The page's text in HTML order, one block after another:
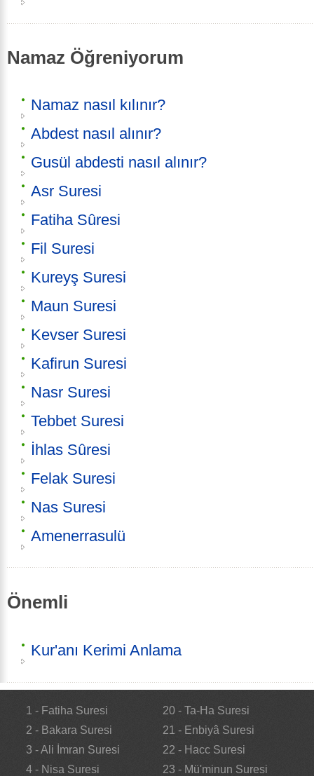
Namaz Öğreniyorum
Namaz nasıl kılınır?
Abdest nasıl alınır?
Gusül abdesti nasıl alınır?
Asr Suresi
Fatiha Sûresi
Fil Suresi
Kureyş Suresi
Maun Suresi
Kevser Suresi
Kafirun Suresi
Nasr Suresi
Tebbet Suresi
İhlas Sûresi
Felak Suresi
Nas Suresi
Amenerrasulü
Önemli
Kur'anı Kerimi Anlama
1 - Fatiha Suresi
2 - Bakara Suresi
3 - Ali İmran Suresi
4 - Nisa Suresi
20 - Ta-Ha Suresi
21 - Enbiyâ Suresi
22 - Hacc Suresi
23 - Mü'minun Suresi